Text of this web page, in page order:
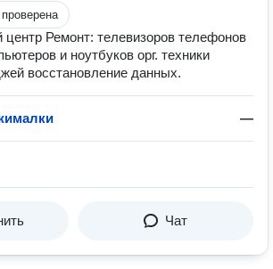
Ремонт: телевизоров телефонов
и ноутбуков орг. техники
восстановление данных.
—
Чат